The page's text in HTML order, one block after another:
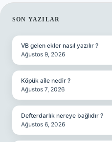
SIDEBAR
SON YAZILAR
VB gelen ekler nasıl yazılır ?
Ağustos 9, 2026
Köpük aile nedir ?
Ağustos 7, 2026
Defterdarlık nereye bağlıdır ?
Ağustos 6, 2026